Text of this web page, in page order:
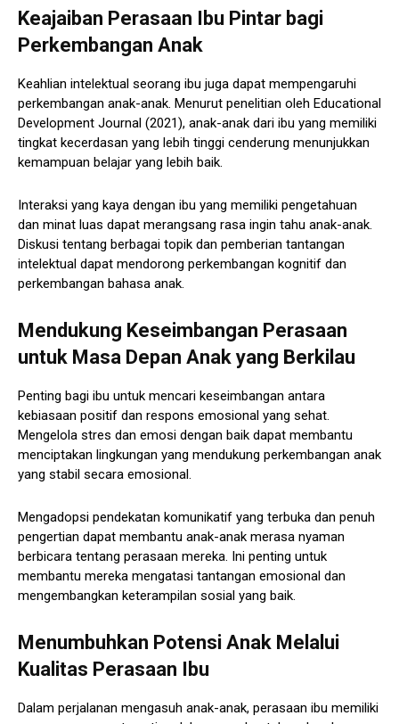
Keajaiban Perasaan Ibu Pintar bagi
Perkembangan Anak
Keahlian intelektual seorang ibu juga dapat mempengaruhi
perkembangan anak-anak. Menurut penelitian oleh Educational
Development Journal (2021), anak-anak dari ibu yang memiliki
tingkat kecerdasan yang lebih tinggi cenderung menunjukkan
kemampuan belajar yang lebih baik.
Interaksi yang kaya dengan ibu yang memiliki pengetahuan
dan minat luas dapat merangsang rasa ingin tahu anak-anak.
Diskusi tentang berbagai topik dan pemberian tantangan
intelektual dapat mendorong perkembangan kognitif dan
perkembangan bahasa anak.
Mendukung Keseimbangan Perasaan
untuk Masa Depan Anak yang Berkilau
Penting bagi ibu untuk mencari keseimbangan antara
kebiasaan positif dan respons emosional yang sehat.
Mengelola stres dan emosi dengan baik dapat membantu
menciptakan lingkungan yang mendukung perkembangan anak
yang stabil secara emosional.
Mengadopsi pendekatan komunikatif yang terbuka dan penuh
pengertian dapat membantu anak-anak merasa nyaman
berbicara tentang perasaan mereka. Ini penting untuk
membantu mereka mengatasi tantangan emosional dan
mengembangkan keterampilan sosial yang baik.
Menumbuhkan Potensi Anak Melalui
Kualitas Perasaan Ibu
Dalam perjalanan mengasuh anak-anak, perasaan ibu memiliki